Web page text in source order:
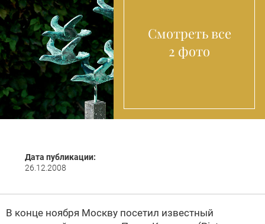
Смотреть все
2 фото
Дата публикации:
26.12.2008
В конце ноября Москву посетил известный